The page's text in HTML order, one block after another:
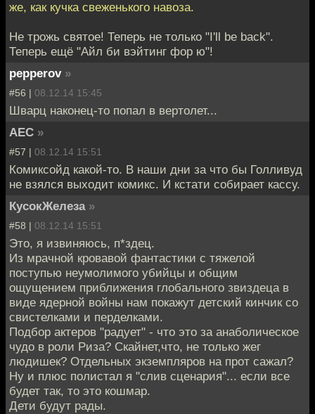
же, как кучка свеженького навоза.
Не трожь святое! Теперь не только "I'll be back".
Теперь ещё "Айл би вэйтинг фор ю"!
pepperov »
#56 | 08.12.14 15:45
Шварц наконец-то попал в вертолет...
АЕС »
#57 | 08.12.14 15:51
Комиксойд какой-то. В наши дни за что бы Голливуд
не взялся выходит комикс. И кстати собирает кассу.
КусокЖелеза »
#58 | 08.12.14 15:51
Это, я извиняюсь, п*здец.
Из мрачной кровавой фантастики с тяжелой
поступью неумолимого убийцы и общим
ощущением приближения глобального звиздеца в
виде ядерной войны нам покажут детский кинчик со
свистелками и перделками.
Подбор актеров "радует" - что это за анаболическое
чудо в роли Риза? Скайнет,что, не только жег
людишек? Отдельных экземпляров на прот сажал?
Ну и плюс полистал я "слив сценария"... если все
будет так, то это кошмар.
Дети будут рады.